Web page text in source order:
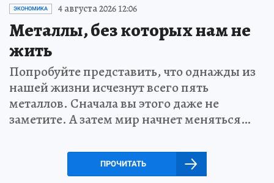
ЭКОНОМИКА 4 августа 2026 12:06
Металлы, без которых нам не
жить
Попробуйте представить, что однажды из
нашей жизни исчезнут всего пять
металлов. Сначала вы этого даже не
заметите. А затем мир начнет меняться…
ПРОЧИТАТЬ